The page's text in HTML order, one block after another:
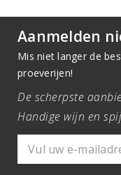
Aanmelden
Mis niet langer de
proeverijen!
De scherpste
Handige wijn en